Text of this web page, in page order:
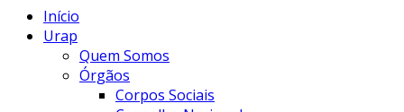
Início
Urap
Quem Somos
Órgãos
Corpos Sociais